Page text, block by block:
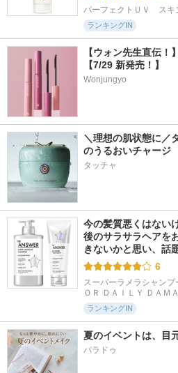
パーフェクトＵＶ　スキ
ランキングIN
【ウォン先生直伝
【7/29 新発売！】
Wonjungyo
＼理想の肌状態に／
のうるおいチャージ
タッチャ
今の髪質悪くはない
後のサラサラヘアを
きないかと思い、話
6
スーパーラメラシャン
ＯＲ ＤＡＩＬＹ ＤＡＭ
ランキングIN
夏のイベントは、目
パラドゥ